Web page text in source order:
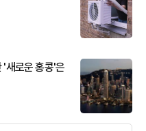
'새로운 홍콩'은